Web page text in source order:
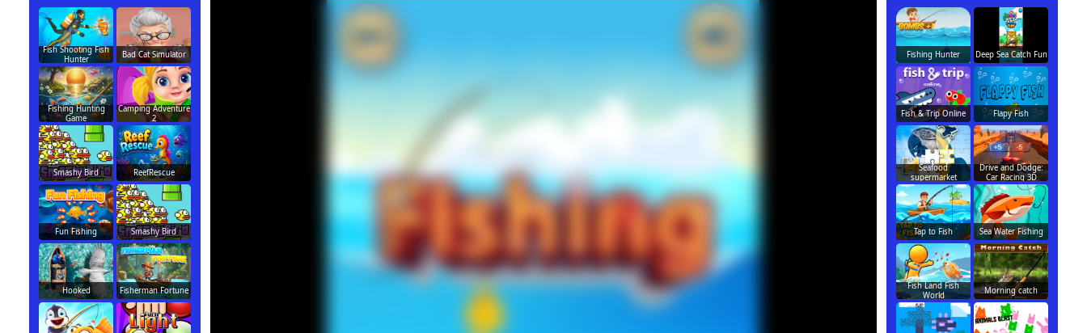
Fish Shooting Fish
Hunter
Bad Cat Simulator
Fishing Hunting
Game
Camping Adventure
2
Smashy Bird ReefRescue
Fun Fishing Smashy Bird
Hooked Fisherman Fortune
Fishing Hunter Deep Sea Catch Fun
Fish & Trip Online Flapy Fish
Seafood
supermarket
Drive and Dodge:
Car Racing 3D
Tap to Fish Sea Water Fishing
Fish Land Fish
World
Morning catch